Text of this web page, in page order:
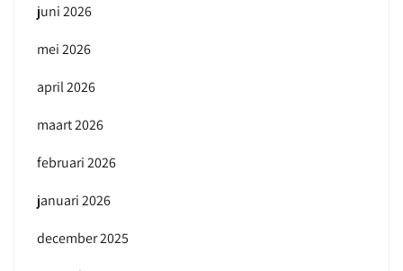
juni 2026
mei 2026
april 2026
maart 2026
februari 2026
januari 2026
december 2025